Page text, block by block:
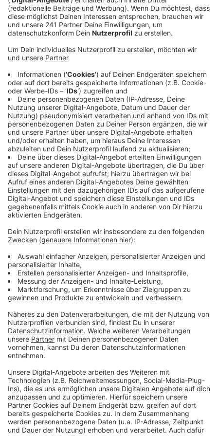
Veröffentlicht:Mittwoch, 17.06.2026 14:29
Anzeige
Richtig schlimm ist bei uns in Leverkusen kein Bahnhof.
Alle fünf sind im gelben oder grünen Bereich. Am
besten werden der Bahnhof Mitte hier in Wiesdorf und
der in Rheindorf bewertet. Im Detail fällt dann aber
auf, dass alle Bahnhöfe mit Müll und Schmutz zu
kämpfen haben. Und die Menge an Graffitis wird
durchweg schlecht bewertet. Ansonsten schlagen
sich die Bahnhöfe aber ganz gut und fallen dadurch
auf, dass es genug Sitzgelegenheiten,
Fahrkartenautomaten und Unterstellmöglichkeiten bei
Regen gibt.
Anzeige
Weitere Meldungen aus Leverkusen
Anzeige
Bahn-Verspätung in Leverkusen auf dem Höchststand
Giftige Pflanzen und Tiere in Leverkusen
Ein Stadionsitz aus der BayArena für zuhause?
Anzeige
Anzeige